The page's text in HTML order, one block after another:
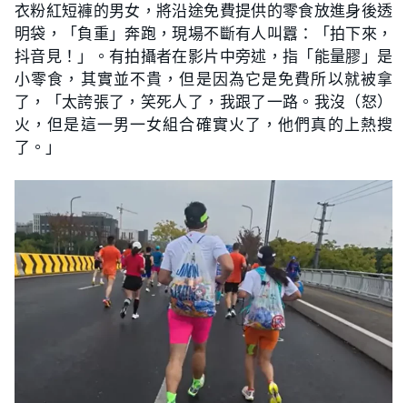
衣粉紅短褲的男女，將沿途免費提供的零食放進身後透
明袋，「負重」奔跑，現場不斷有人叫囂：「拍下來，
抖音見！」。有拍攝者在影片中旁述，指「能量膠」是
小零食，其實並不貴，但是因為它是免費所以就被拿
了，「太誇張了，笑死人了，我跟了一路。我沒（怒）
火，但是這一男一女組合確實火了，他們真的上熱搜
了。」